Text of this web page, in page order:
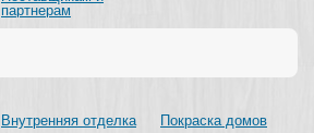
партнерам
Внутренняя отделка
Покраска домов